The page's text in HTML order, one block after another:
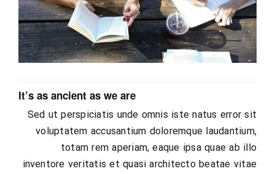
It’s as ancient as we are
Sed ut perspiciatis unde omnis iste natus error sit
voluptatem accusantium doloremque laudantium,
totam rem aperiam, eaque ipsa quae ab illo
inventore veritatis et quasi architecto beatae vitae